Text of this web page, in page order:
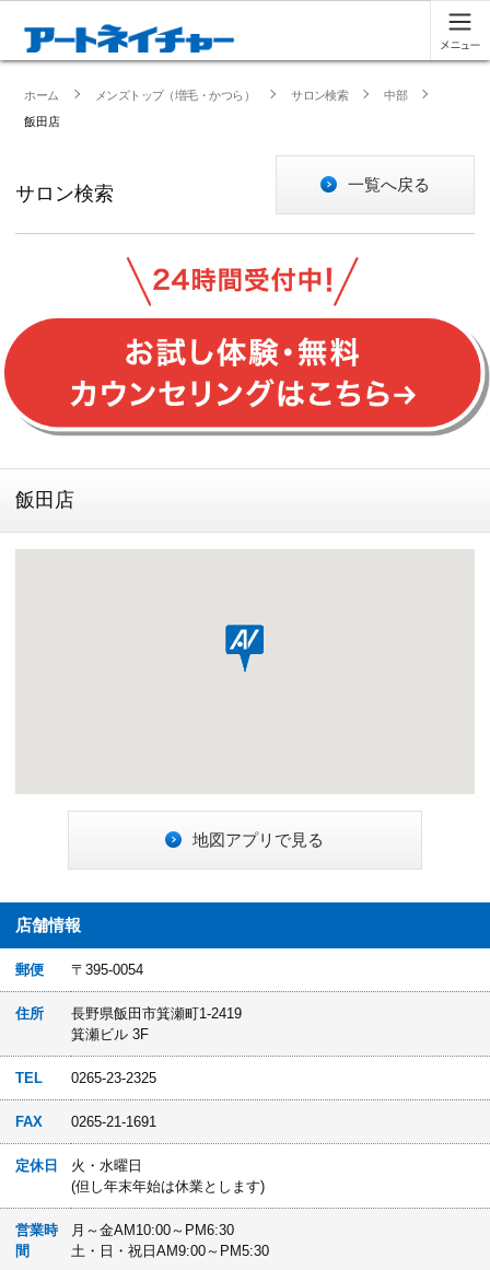
ホーム メンズトップ（増毛・かつら） サロン検索
中部
飯田店
サロン検索 一覧へ戻る
飯田店
地図アプリで見る
店舗情報
郵便 〒395-0054
住所
長野県飯田市箕瀬町1-2419
箕瀬ビル 3F
TEL 0265-23-2325
FAX 0265-21-1691
定休日
火・水曜日
(但し年末年始は休業とします)
営業時
間
月～金AM10:00～PM6:30
土・日・祝日AM9:00～PM5:30